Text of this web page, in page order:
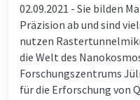
02.09.2021 - Sie bilden
Präzision ab und sind
nutzen
die Welt des
Forschungszentrums
für die Erforschung von